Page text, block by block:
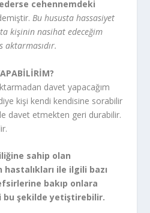
cehennemdeki
Bu hususta hassasiyet
kişinin nasihat edeceğim
aktarmasıdır.
davet yapacağım
kişi kendi kendisine sorabilir
davet etmekten geri durabilir.
sahip olan
ile ilgili bazı
bakıp onlara
bu şekilde yetiştirebilir.